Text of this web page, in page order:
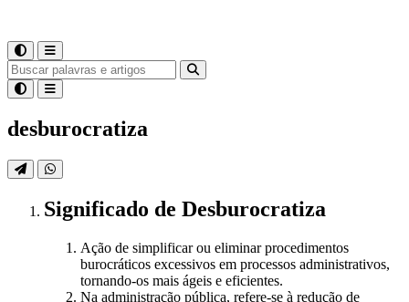
desburocratiza
Significado de Desburocratiza
Ação de simplificar ou eliminar procedimentos
burocráticos excessivos em processos administrativos,
tornando-os mais ágeis e eficientes.
Na administração pública, refere-se à redução de